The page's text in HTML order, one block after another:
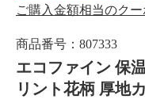
ご購入金額相当のク
商品番号：807333
エコファイン 保
リント花柄 厚地